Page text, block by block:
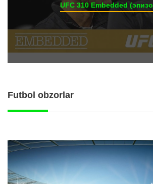
UFC 310 Embedded
Futbol obzorlar